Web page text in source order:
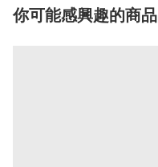
你可能感興趣的商品